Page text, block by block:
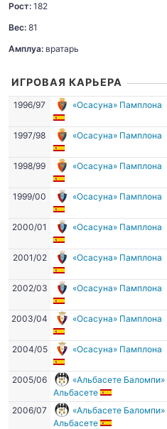
Рост: 182
Вес: 81
Амплуа: вратарь
ИГРОВАЯ КАРЬЕРА
1996/97
«Осасуна» Памплона
1997/98 «Осасуна» Памплона
1998/99 «Осасуна» Памплона
1999/00 «Осасуна» Памплона
2000/01 «Осасуна» Памплона
2001/02 «Осасуна» Памплона
2002/03 «Осасуна» Памплона
2003/04 «Осасуна» Памплона
2004/05 «Осасуна» Памплона
2005/06
«Альбасете Баломпи»
Альбасете
2006/07
«Альбасете Баломпи»
Альбасете